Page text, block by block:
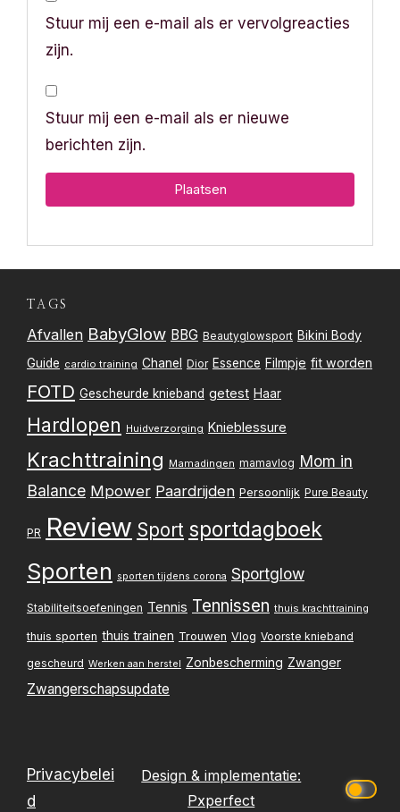
Stuur mij een e-mail als er vervolgreacties
zijn.
Stuur mij een e-mail als er nieuwe
berichten zijn.
TAGS
Afvallen BabyGlow BBG Beautyglowsport Bikini Body
Guide cardio training Chanel Dior Essence Filmpje fit worden
FOTD Gescheurde knieband getest Haar
Hardlopen Huidverzorging Knieblessure
Krachttraining Mamadingen mamavlog Mom in
Balance Mpower Paardrijden Persoonlijk Pure Beauty
PR Review Sport sportdagboek
Sporten sporten tijdens corona Sportglow
Stabiliteitsoefeningen Tennis Tennissen thuis krachttraining
thuis sporten thuis trainen Trouwen Vlog Voorste knieband
gescheurd Werken aan herstel Zonbescherming Zwanger
Zwangerschapsupdate
Privacybelei
d
Design & implementatie:
Pxperfect